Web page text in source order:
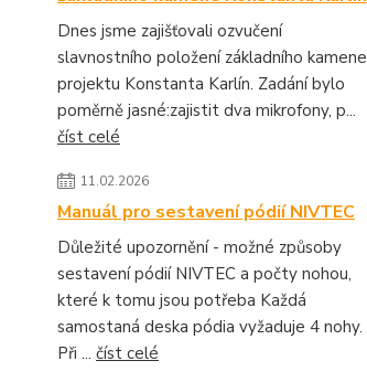
Dnes jsme zajišťovali ozvučení
slavnostního položení základního kamene
projektu Konstanta Karlín. Zadání bylo
poměrně jasné:zajistit dva mikrofony, p...
číst celé
11.02.2026
Manuál pro sestavení pódií NIVTEC
Důležité upozornění - možné způsoby
sestavení pódií NIVTEC a počty nohou,
které k tomu jsou potřeba Každá
samostaná deska pódia vyžaduje 4 nohy.
Při ... číst celé